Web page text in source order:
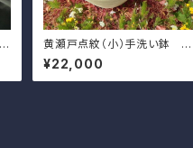
黄瀬戸点紋（小）手洗い鉢
排水金具付き
¥22,000